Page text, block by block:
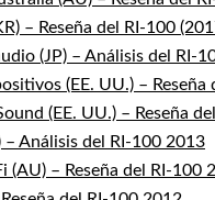
– Reseña del RI-100
(JP) – Análisis del RI-
(EE. UU.) – Reseña
(EE. UU.) – Reseña
– Análisis del RI-100 2013
(AU) – Reseña del RI-100